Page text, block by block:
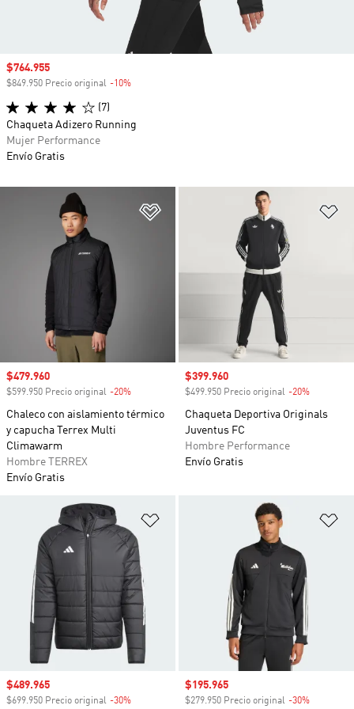
Añadir a la lista de deseos
Precio de venta
$479.960
$599.950 Precio original -20%
Chaleco con aislamiento térmico
y capucha Terrex Multi
Climawarm
Hombre TERREX
Envío Gratis
Precio de venta
$399.960
$499.950 Precio original -20%
Chaqueta Deportiva Originals
Juventus FC
Hombre Performance
Envío Gratis
Añadir a la lista de deseos
Precio de venta
$489.965
$699.950 Precio original -30%
Precio de venta
$195.965
$279.950 Precio original -30%
Precio de venta
$764.955
$849.950 Precio original -10%
(7)
Chaqueta Adizero Running
Mujer Performance
Envío Gratis